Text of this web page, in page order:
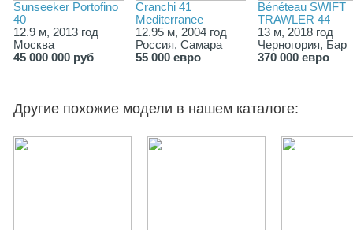
Sunseeker Portofino
40
12.9 м, 2013 год
Москва
45 000 000 руб
Cranchi 41
Mediterranee
12.95 м, 2004 год
Россия, Самара
55 000 евро
Bénéteau SWIFT
TRAWLER 44
13 м, 2018 год
Черногория, Бар
370 000 евро
Другие похожие модели в нашем каталоге: